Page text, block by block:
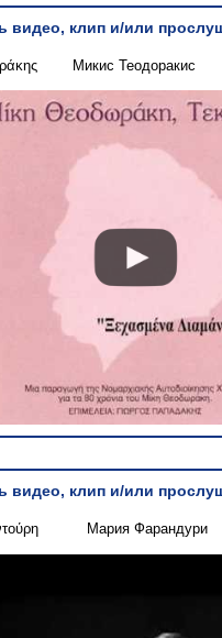
видео, клип и/или
Микис Теодоракис
видео, клип и/или
Мария Фарандури